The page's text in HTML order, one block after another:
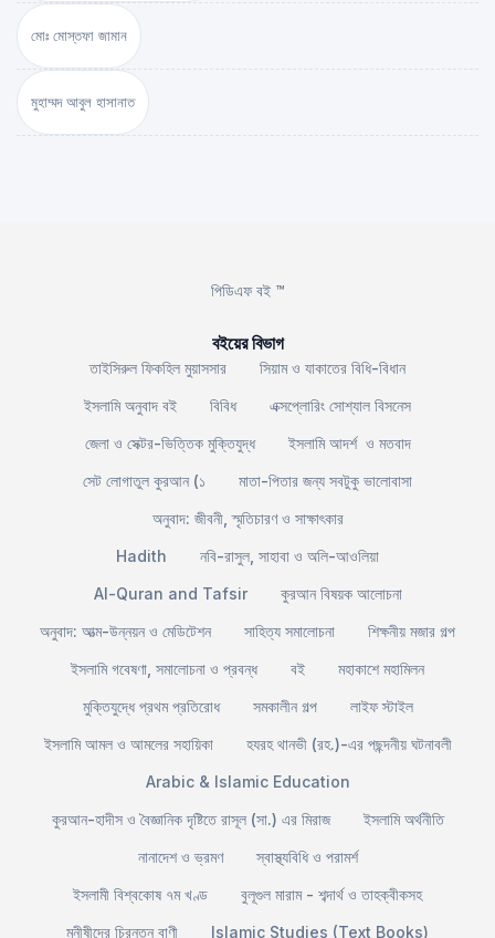
মোঃ মোস্তফা জামান
মুহাম্মদ আবুল হাসানাত
পিডিএফ বই ™
বইয়ের বিভাগ
তাইসিরুল ফিকহিল মুয়াসসার
সিয়াম ও যাকাতের বিধি-বিধান
ইসলামি অনুবাদ বই
বিবিধ
এক্সপ্লোরিং সোশ্যাল বিসনেস
জেলা ও সেক্টর-ভিত্তিক মুক্তিযুদ্ধ
ইসলামি আদর্শ ও মতবাদ
সেট লোগাতুল কুরআন (১
মাতা-পিতার জন্য সবটুকু ভালোবাসা
অনুবাদ: জীবনী, স্মৃতিচারণ ও সাক্ষাৎকার
Hadith
নবি-রাসুল, সাহাবা ও অলি-আওলিয়া
Al-Quran and Tafsir
কুরআন বিষয়ক আলোচনা
অনুবাদ: আত্ম-উন্নয়ন ও মেডিটেশন
সাহিত্য সমালোচনা
শিক্ষনীয় মজার গল্প
ইসলামি গবেষণা, সমালোচনা ও প্রবন্ধ
বই
মহাকাশে মহামিলন
মুক্তিযুদ্ধে প্রথম প্রতিরোধ
সমকালীন গল্প
লাইফ স্টাইল
ইসলামি আমল ও আমলের সহায়িকা
হযরহ থানভী (রহ.)-এর পছন্দনীয় ঘটনাবলী
Arabic & Islamic Education
কুরআন-হাদীস ও বৈজ্ঞানিক দৃষ্টিতে রাসূল (সা.) এর মিরাজ
ইসলামি অর্থনীতি
নানাদেশ ও ভ্রমণ
স্বাস্থ্যবিধি ও পরামর্শ
ইসলামী বিশ্বকোষ ৭ম খণ্ড
বুলূগুল মারাম - শব্দার্থ ও তাহক্বীকসহ
মনীষীদের চিরন্তন বাণী
Islamic Studies (Text Books)